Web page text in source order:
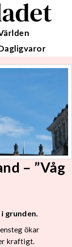
– ”Våg
grunden.
ökar
kraftigt.